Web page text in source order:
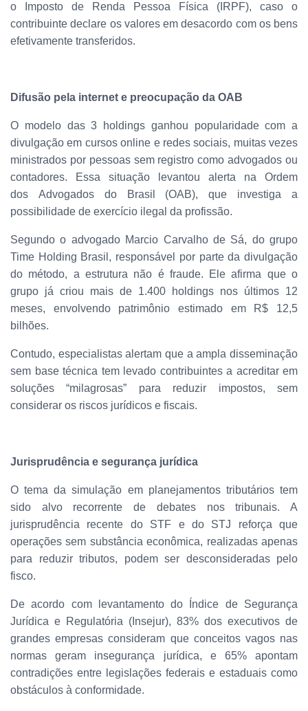
o Imposto de Renda Pessoa Física (IRPF), caso o
contribuinte declare os valores em desacordo com os bens
efetivamente transferidos.
Difusão pela internet e preocupação da OAB
O modelo das 3 holdings ganhou popularidade com a
divulgação em cursos online e redes sociais, muitas vezes
ministrados por pessoas sem registro como advogados ou
contadores. Essa situação levantou alerta na Ordem
dos Advogados do Brasil (OAB), que investiga a
possibilidade de exercício ilegal da profissão.
Segundo o advogado Marcio Carvalho de Sá, do grupo
Time Holding Brasil, responsável por parte da divulgação
do método, a estrutura não é fraude. Ele afirma que o
grupo já criou mais de 1.400 holdings nos últimos 12
meses, envolvendo patrimônio estimado em R$ 12,5
bilhões.
Contudo, especialistas alertam que a ampla disseminação
sem base técnica tem levado contribuintes a acreditar em
soluções “milagrosas” para reduzir impostos, sem
considerar os riscos jurídicos e fiscais.
Jurisprudência e segurança jurídica
O tema da simulação em planejamentos tributários tem
sido alvo recorrente de debates nos tribunais. A
jurisprudência recente do STF e do STJ reforça que
operações sem substância econômica, realizadas apenas
para reduzir tributos, podem ser desconsideradas pelo
fisco.
De acordo com levantamento do Índice de Segurança
Jurídica e Regulatória (Insejur), 83% dos executivos de
grandes empresas consideram que conceitos vagos nas
normas geram insegurança jurídica, e 65% apontam
contradições entre legislações federais e estaduais como
obstáculos à conformidade.